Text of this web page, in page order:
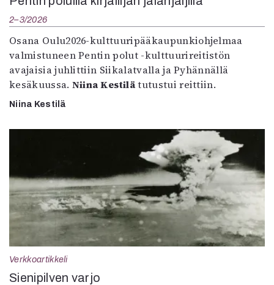
2–3/2026
Osana Oulu2026-kulttuuripääkaupunkiohjelmaa
valmistuneen Pentin polut -kulttuurireitistön
avajaisia juhlittiin Siikalatvalla ja Pyhännällä
kesäkuussa. Niina Kestilätutustui reittiin.
Niina Kestilä
Verkkoartikkeli
Sienipilven varjo